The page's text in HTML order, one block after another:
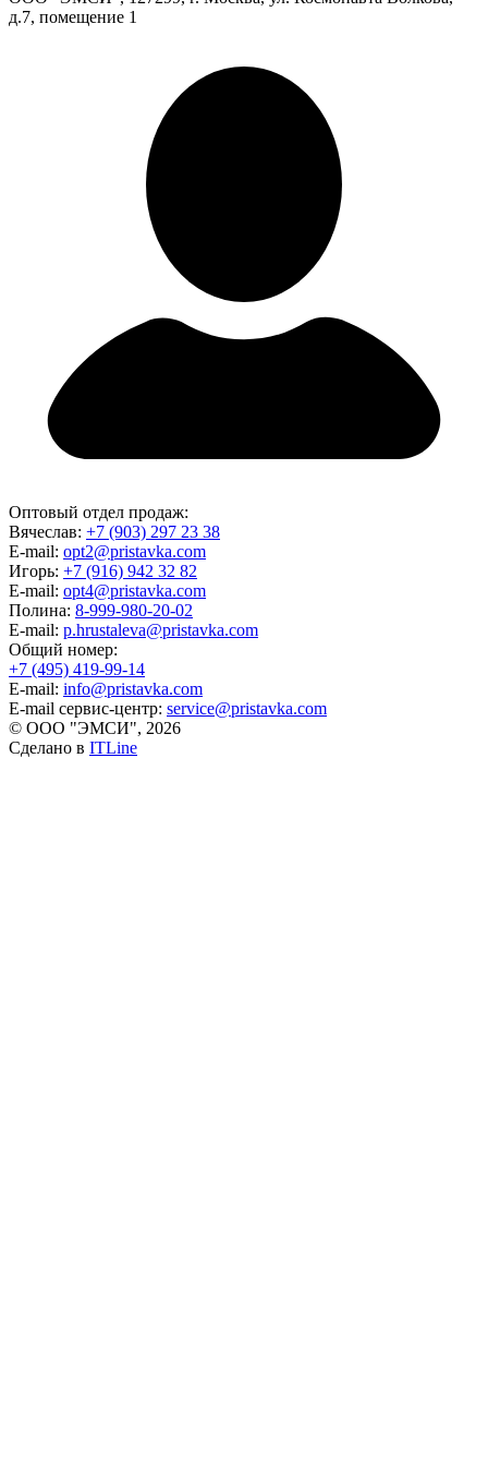
д.7, помещение 1
Оптовый отдел продаж:
Вячеслав: +7 (903) 297 23 38
E-mail: opt2@pristavka.com
Игорь: +7 (916) 942 32 82
E-mail: opt4@pristavka.com
Полина: 8-999-980-20-02
E-mail: p.hrustaleva@pristavka.com
Общий номер:
+7 (495) 419-99-14
E-mail: info@pristavka.com
E-mail сервис-центр: service@pristavka.com
© ООО "ЭМСИ", 2026
Сделано в ITLine